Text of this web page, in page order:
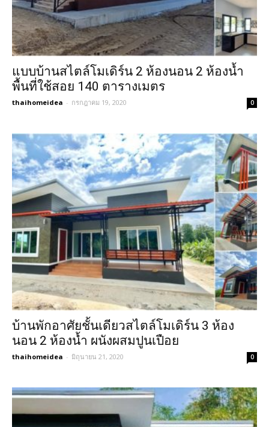
แบบบ้านสไตล์โมเดิร์น 2 ห้องนอน 2 ห้องน้ำ
พื้นที่ใช้สอย 140 ตารางเมตร
thaihomeidea - กรกฎาคม 19, 2020 0
บ้านพักอาศัยชั้นเดียวสไตล์โมเดิร์น 3 ห้อง
นอน 2 ห้องน้ำ ผนังผสมปูนเปือย
thaihomeidea - มิถุนายน 21, 2020 0